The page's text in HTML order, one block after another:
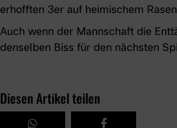
erhofften 3er auf heimischem
Auch wenn der Mannschaft die
denselben Biss für den nächsten
Diesen Artikel teilen